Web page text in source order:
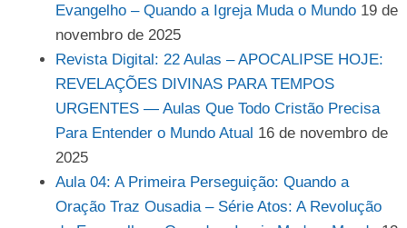
Evangelho – Quando a Igreja Muda o Mundo 19 de
novembro de 2025
Revista Digital: 22 Aulas – APOCALIPSE HOJE:
REVELAÇÕES DIVINAS PARA TEMPOS
URGENTES — Aulas Que Todo Cristão Precisa
Para Entender o Mundo Atual 16 de novembro de
2025
Aula 04: A Primeira Perseguição: Quando a
Oração Traz Ousadia – Série Atos: A Revolução